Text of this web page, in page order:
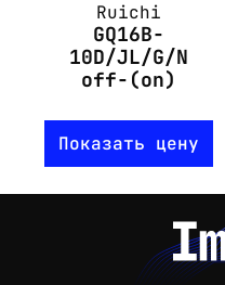
Ruichi
GQ16B-
10D/JL/G/N
off-(on)
Показать цену